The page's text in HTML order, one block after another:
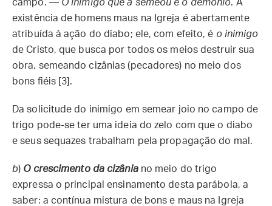
campo. — O inimigo que a semeou é o demônio. A
existência de homens maus na Igreja é abertamente
atribuída à ação do diabo; ele, com efeito, é o inimigo
de Cristo, que busca por todos os meios destruir sua
obra, semeando cizânias (pecadores) no meio dos
bons fiéis [3].
Da solicitude do inimigo em semear joio no campo de
trigo pode-se ter uma ideia do zelo com que o diabo
e seus sequazes trabalham pela propagação do mal.
b) O crescimento da cizâniano meio do trigo
expressa o principal ensinamento desta parábola, a
saber: a contínua mistura de bons e maus na Igreja